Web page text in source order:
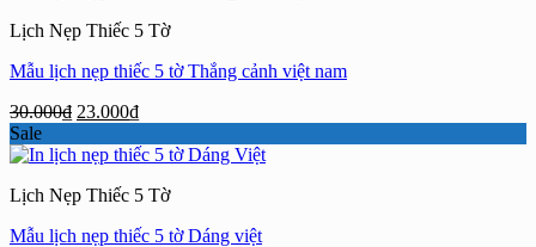
245.000₫.
Lịch Nẹp Thiếc 5 Tờ
Mẫu lịch nẹp thiếc 5 tờ Thắng cảnh việt nam
30.000₫ Giá
là:
23.000₫Giá
tại
23.000₫.
Sale
Lịch Nẹp Thiếc 5 Tờ
Mẫu lịch nẹp thiếc 5 tờ Dáng việt